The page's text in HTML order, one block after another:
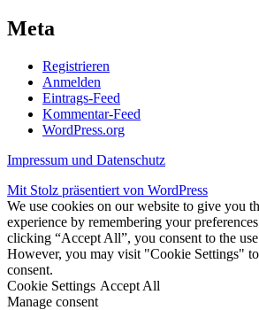
Meta
Registrieren
Anmelden
Eintrags-Feed
Kommentar-Feed
WordPress.org
Impressum und Datenschutz
Mit Stolz präsentiert von WordPress
We use cookies on our website to give you
experience by remembering your
clicking “Accept All”, you consent to the
However, you may visit "Cookie Settings"
consent.
Cookie Settings Accept All
Manage consent